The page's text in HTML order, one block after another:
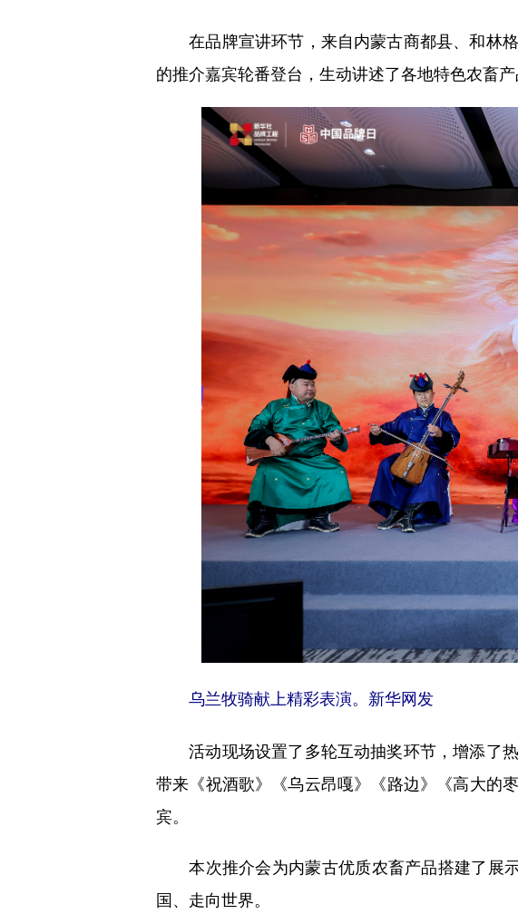
在品牌宣讲环节，来自内蒙古商都县、和林格
的推介嘉宾轮番登台，生动讲述了各地特色农畜
乌兰牧骑献上精彩表演。新华网发
活动现场设置了多轮互动抽奖环节，增添了热
带来《祝酒歌》《乌云昂嘎》《路边》《高大的
宾。
本次推介会为内蒙古优质农畜产品搭建了展示
国、走向世界。